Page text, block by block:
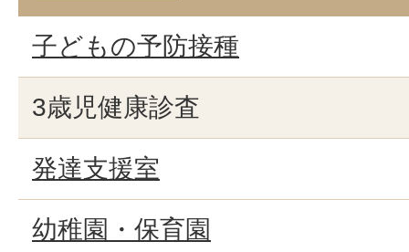
子どもの予防接種
3歳児健康診査
発達支援室
幼稚園・保育園